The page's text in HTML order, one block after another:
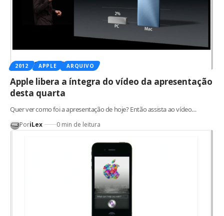
2012 APPLE ARQUIVO
Apple libera a íntegra do vídeo da apresentação
desta quarta
Quer ver como foi a apresentação de hoje? Então assista ao vídeo…
PoriLex 0 min de leitura